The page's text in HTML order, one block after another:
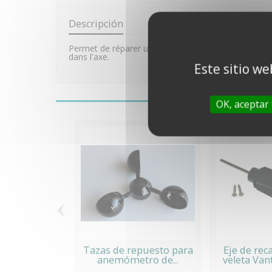
Descripción
Permet de réparer un axe d’anémomètre cassé
dans l'axe.
Tazas de repuesto para
anemómetro de...
Eje de
veleta
Este sitio
OK, aceptar